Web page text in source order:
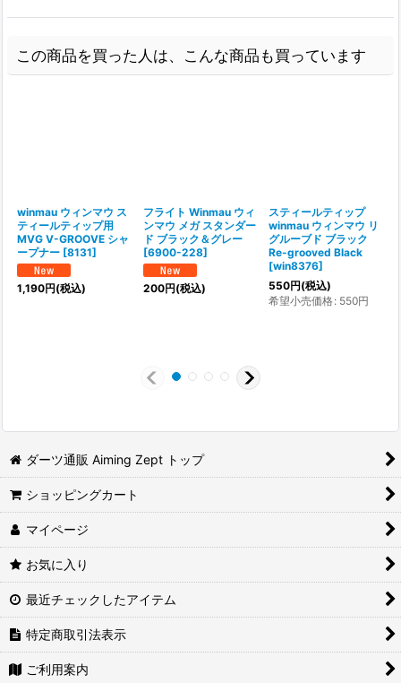
この商品を買った人は、こんな商品も買っています
winmau ウィンマウ ス
ティールティップ用
MVG V-GROOVE シャ
ープナー [8131]
1,190円(税込)
フライト Winmau ウィ
ンマウ メガ スタンダー
ド ブラック＆グレー
[6900-228]
200円(税込)
スティールティップ
winmau ウィンマウ リ
グルーブド ブラック
Re-grooved Black
[win8376]
550円(税込)
希望小売価格: 550円
ダーツ通販 Aiming Zept トップ
ショッピングカート
マイページ
お気に入り
最近チェックしたアイテム
特定商取引法表示
ご利用案内